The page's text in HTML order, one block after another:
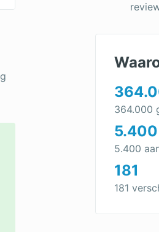
364.000
5.400
5.400
181
181